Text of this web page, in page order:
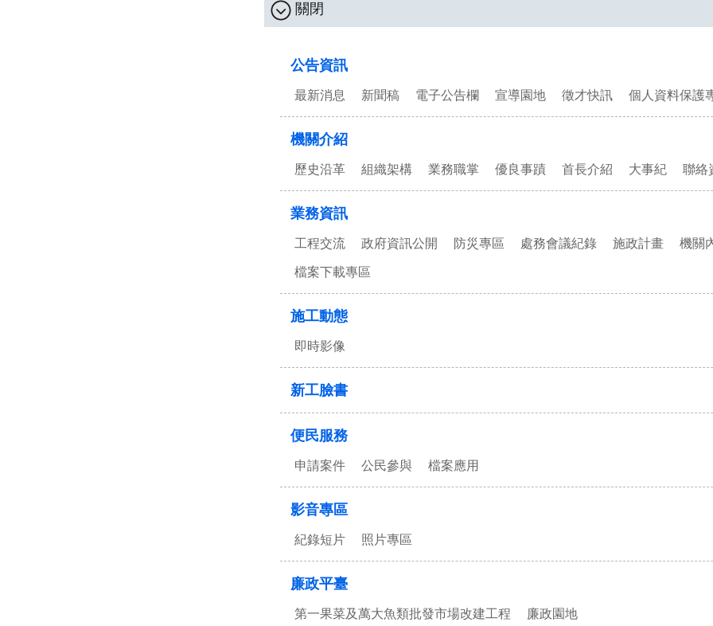
關閉
公告資訊
最新消息 新聞稿 電子公告欄 宣導園地 徵才快訊 個人資料保護
機關介紹
歷史沿革 組織架構 業務職掌 優良事蹟 首長介紹 大事紀 聯絡
業務資訊
工程交流 政府資訊公開 防災專區 處務會議紀錄 施政計畫 機關
檔案下載專區
施工動態
即時影像
新工臉書
便民服務
申請案件 公民參與 檔案應用
影音專區
紀錄短片 照片專區
廉政平臺
第一果菜及萬大魚類批發市場改建工程 廉政園地